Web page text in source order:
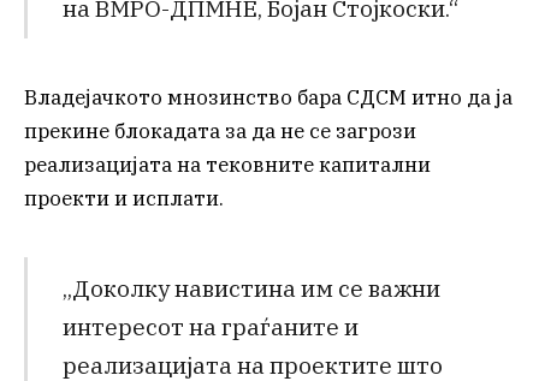
на ВМРО-ДПМНЕ, Бојан Стојкоски.“
Владејачкото мнозинство бара СДСМ итно да ја
прекине блокадата за да не се загрози
реализацијата на тековните капитални
проекти и исплати.
„Доколку навистина им се важни
интересот на граѓаните и
реализацијата на проектите што